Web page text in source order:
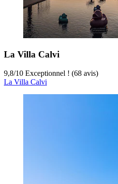
La Villa Calvi
9,8/10 Exceptionnel ! (68 avis)
La Villa Calvi